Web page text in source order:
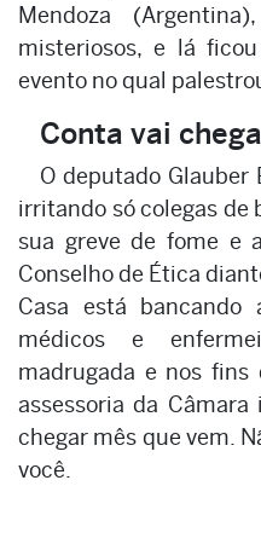
Mendoza
misteriosos, e lá
evento no qual
Conta vai
O deputado Glauber
irritando só colegas de
sua greve de fome e
Conselho de Ética
Casa está
médicos e
madrugada e nos fins
assessoria da
chegar mês que vem.
você.